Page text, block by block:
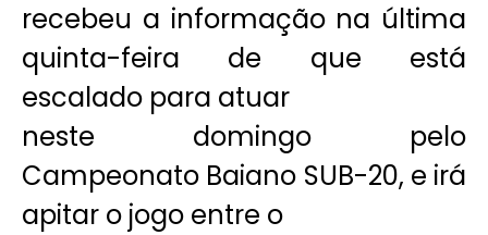
recebeu a informação na última
quinta-feira de que está
escalado para atuar
neste domingo pelo
Campeonato Baiano SUB-20, e irá
apitar o jogo entre o